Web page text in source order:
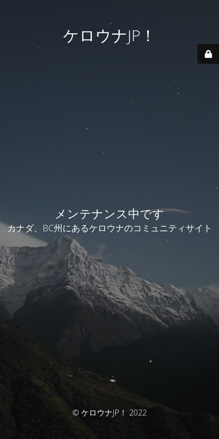
ケロウナJP！
メンテナンス中です
カナダ、BC州にあるケロウナのコミュニティサイト
© ケロウナJP！ 2022